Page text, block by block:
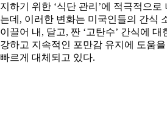
지하기 위한 ‘식단 관리’에 적극적으
는데, 이러한 변화는 미국인들의 간식
이끌어 내, 달고, 짠 ‘고탄수’ 간식에
강하고 지속적인 포만감 유지에 도움을
빠르게 대체되고 있다.